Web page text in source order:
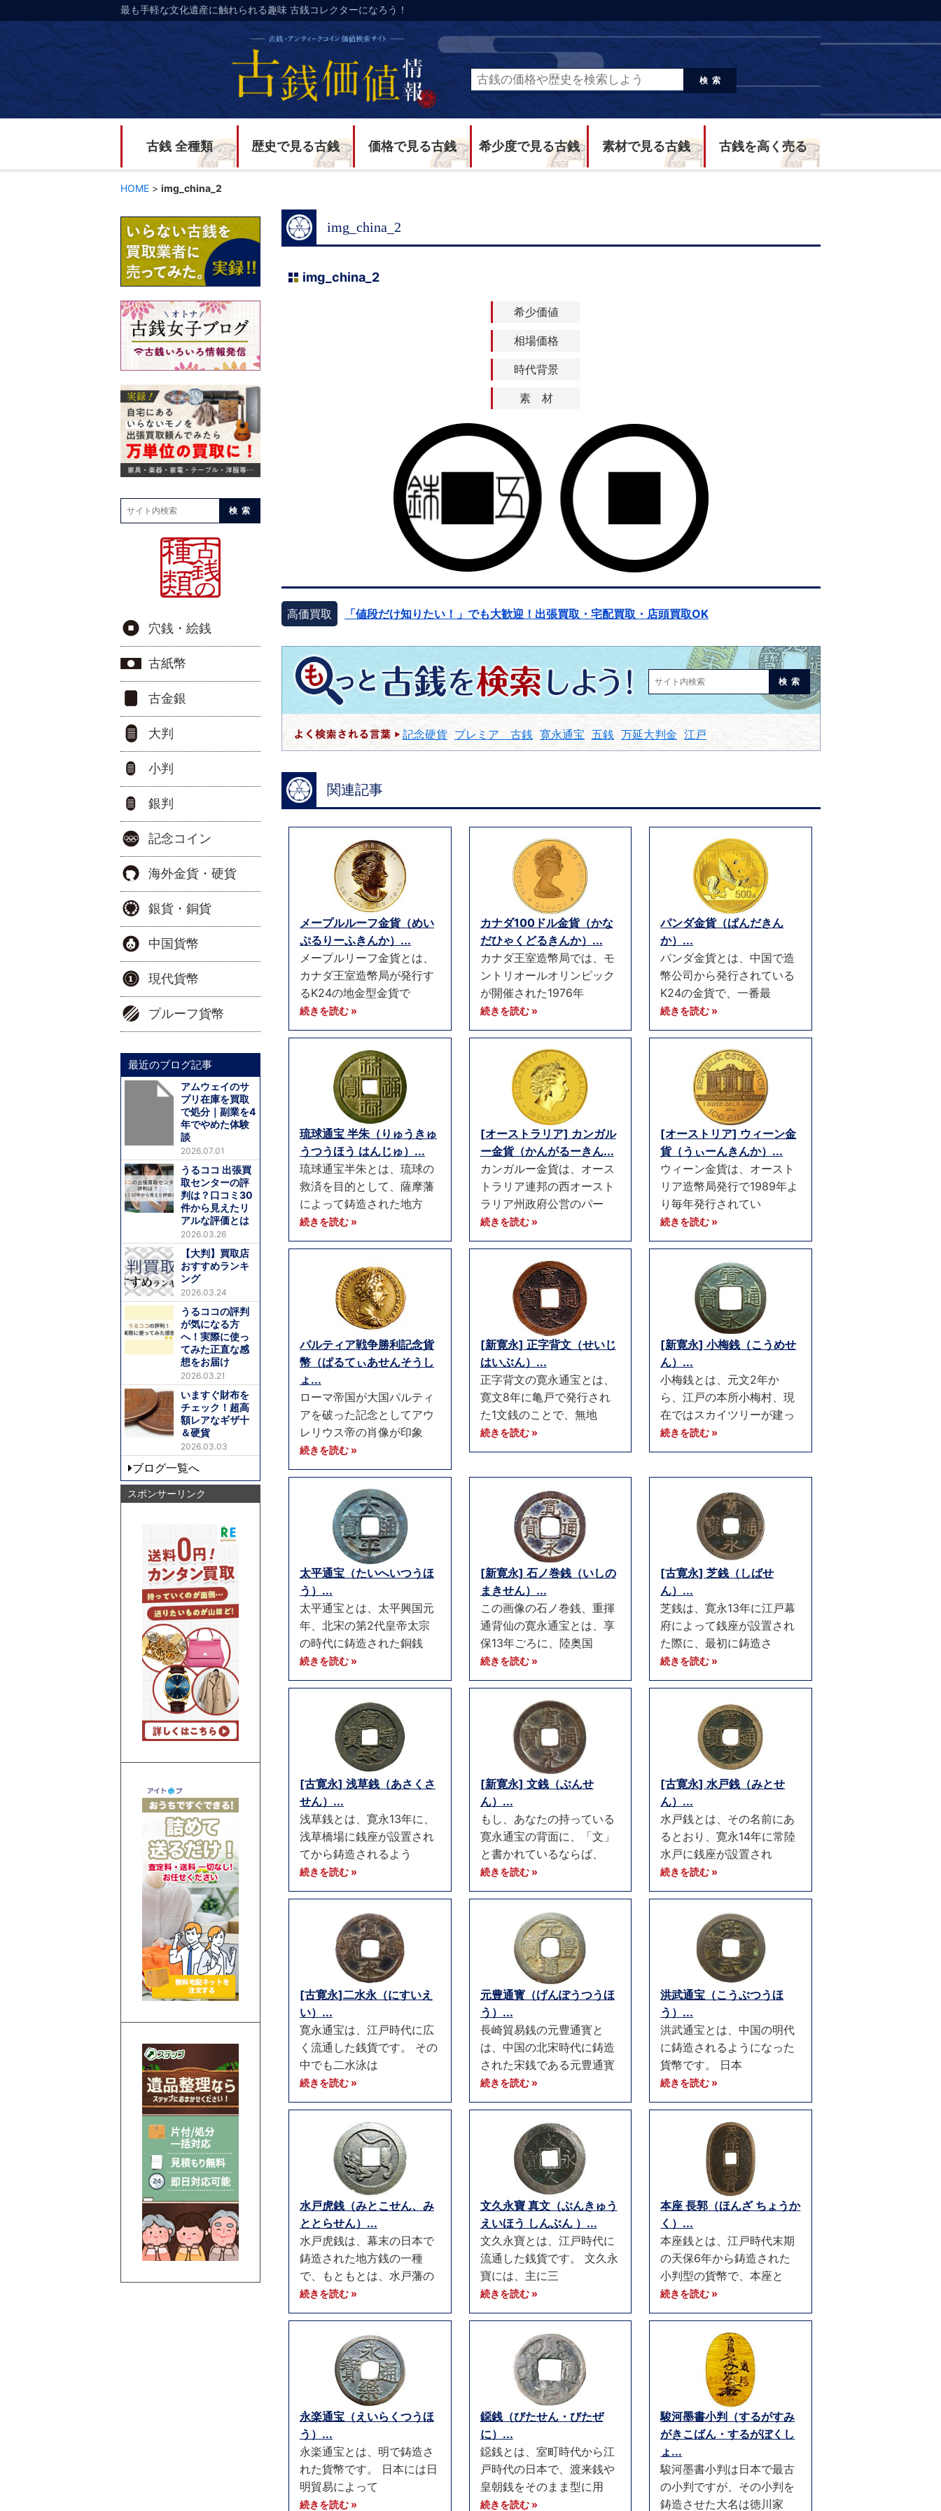
最も手軽な文化遺産に触れられる趣味 古銭コレクターになろう！
検索
古銭 全種類 歴史で見る古銭 価格で見る古銭 希少度で見る古銭 素材で見る古銭 古銭を高く売る
HOME > img_china_2
img_china_2
img_china_2
希少価値
相場価格
時代背景
素 材
高価買取 「値段だけ知りたい！」でも大歓迎！出張買取・宅配買取・店頭買取OK
検索
記念硬貨 プレミア 古銭 寛永通宝 五銭 万延大判金 江戸
関連記事
メープルルーフ金貨（めい
ぷるりーふきんか）...
メープルリーフ金貨とは、
カナダ王室造幣局が発行す
るK24の地金型金貨で
続きを読む »
カナダ100ドル金貨（かな
だひゃくどるきんか）...
カナダ王室造幣局では、モ
ントリオールオリンピック
が開催された1976年
続きを読む »
パンダ金貨（ぱんだきん
か）...
パンダ金貨とは、中国で造
幣公司から発行されている
K24の金貨で、一番最
続きを読む »
琉球通宝 半朱（りゅうきゅ
うつうほう はんじゅ）...
琉球通宝半朱とは、琉球の
救済を目的として、薩摩藩
によって鋳造された地方
続きを読む »
[オーストラリア] カンガル
ー金貨（かんがるーきん...
カンガルー金貨は、オース
トラリア連邦の西オースト
ラリア州政府公営のパー
続きを読む »
[オーストリア] ウィーン金
貨（うぃーんきんか）...
ウィーン金貨は、オースト
リア造幣局発行で1989年よ
り毎年発行されてい
続きを読む »
パルティア戦争勝利記念貨
幣（ぱるてぃあせんそうし
ょ...
ローマ帝国が大国パルティ
アを破った記念としてアウ
レリウス帝の肖像が印象
続きを読む »
[新寛永] 正字背文（せいじ
はいぶん）...
正字背文の寛永通宝とは、
寛文8年に亀戸で発行され
た1文銭のことで、無地
続きを読む »
[新寛永] 小梅銭（こうめせ
ん）...
小梅銭とは、元文2年か
ら、江戸の本所小梅村、現
在ではスカイツリーが建っ
続きを読む »
太平通宝（たいへいつうほ
う）...
太平通宝とは、太平興国元
年、北宋の第2代皇帝太宗
の時代に鋳造された銅銭
続きを読む »
[新寛永] 石ノ巻銭（いしの
まきせん）...
この画像の石ノ巻銭、重揮
通背仙の寛永通宝とは、享
保13年ごろに、陸奥国
続きを読む »
[古寛永] 芝銭（しばせ
ん）...
芝銭は、寛永13年に江戸幕
府によって銭座が設置され
た際に、最初に鋳造さ
続きを読む »
[古寛永] 浅草銭（あさくさ
せん）...
浅草銭とは、寛永13年に、
浅草橋場に銭座が設置され
てから鋳造されるよう
続きを読む »
[新寛永] 文銭（ぶんせ
ん）...
もし、あなたの持っている
寛永通宝の背面に、「文」
と書かれているならば、
続きを読む »
[古寛永] 水戸銭（みとせ
ん）...
水戸銭とは、その名前にあ
るとおり、寛永14年に常陸
水戸に銭座が設置され
続きを読む »
[古寛永]二水永（にすいえ
い）...
寛永通宝は、江戸時代に広
く流通した銭貨です。 その
中でも二水泳は
続きを読む »
元豊通寳（げんぽうつうほ
う）...
長崎貿易銭の元豊通寳と
は、中国の北宋時代に鋳造
された宋銭である元豊通寳
続きを読む »
洪武通宝（こうぶつうほ
う）...
洪武通宝とは、中国の明代
に鋳造されるようになった
貨幣です。 日本
続きを読む »
水戸虎銭（みとこせん、み
ととらせん）...
水戸虎銭は、幕末の日本で
鋳造された地方銭の一種
で、もともとは、水戸藩の
続きを読む »
文久永寶 真文（ぶんきゅう
えいほう しんぶん ）...
文久永寶とは、江戸時代に
流通した銭貨です。 文久永
寶には、主に三
続きを読む »
本座 長郭（ほんざ ちょうか
く）...
本座銭とは、江戸時代末期
の天保6年から鋳造された
小判型の貨幣で、本座と
続きを読む »
永楽通宝（えいらくつうほ
う）...
永楽通宝とは、明で鋳造さ
れた貨幣です。 日本には日
明貿易によって
続きを読む »
鐚銭（びたせん・びたぜ
に）...
鐚銭とは、室町時代から江
戸時代の日本で、渡来銭や
皇朝銭をそのまま型に用
続きを読む »
駿河墨書小判（するがすみ
がきこばん・するがぼくし
ょ...
駿河墨書小判は日本で最古
の小判ですが、その小判を
鋳造させた大名は徳川家
検索
穴銭・絵銭
古紙幣
古金銀
大判
小判
銀判
記念コイン
海外金貨・硬貨
銀貨・銅貨
中国貨幣
現代貨幣
プルーフ貨幣
最近のブログ記事
アムウェイのサ
プリ在庫を買取
で処分｜副業を4
年でやめた体験
談
2026.07.01
うるココ 出張買
取センターの評
判は？口コミ30
件から見えたリ
アルな評価とは
2026.03.26
【大判】買取店
おすすめランキ
ング
2026.03.24
うるココの評判
が気になる方
へ！実際に使っ
てみた正直な感
想をお届け
2026.03.21
いますぐ財布を
チェック！超高
額レアなギザ十
＆硬貨
2026.03.03
ブログ一覧へ
スポンサーリンク